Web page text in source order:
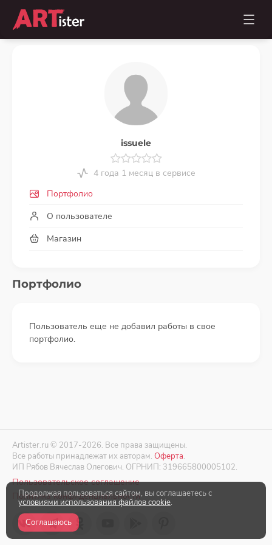
issuele
4 года 1 месяц в сервисе
Портфолио
О пользователе
Магазин
Портфолио
Пользователь еще не добавил работы в свое
портфолио.
Artister.ru © 2017-2026. Все права защищены.
Все работы принадлежат их авторам. Оферта.
ИП Рябов Вячеслав Олегович. ОГРНИП: 319665800005102.
Пользовательское соглашение
Политика конфиденциальности
Продолжая пользоваться сайтом, вы соглашаетесь с
условиями использования файлов cookie.
Соглашаюсь